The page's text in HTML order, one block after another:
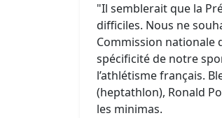
"Il semblerait que la
difficiles. Nous ne
Commission nationale
spécificité de notre
l’athlétisme français.
(heptathlon), Ronald
les minimas.